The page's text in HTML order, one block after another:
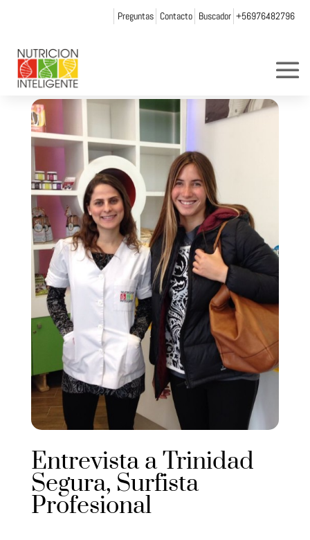
Preguntas Contacto Buscador +56976482796
Entrevista a Trinidad
Segura, Surfista
Profesional